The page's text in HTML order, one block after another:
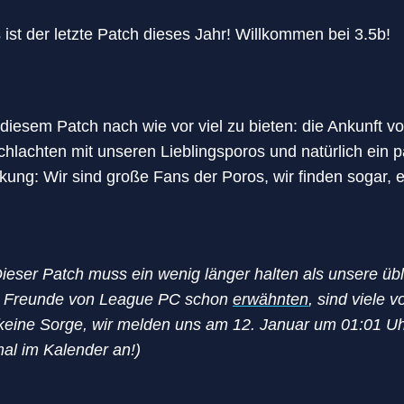
der letzte Patch dieses Jahr! Willkommen bei 3.5b!
Patch nach wie vor viel zu bieten: die Ankunft
mit unseren Lieblingsporos und natürlich ein
Wir sind große Fans der Poros, wir finden sogar,
Patch muss ein wenig länger halten als unsere
von League PC schon erwähnten, sind viele
Sorge, wir melden uns am 12. Januar um 01:01
im Kalender an!)